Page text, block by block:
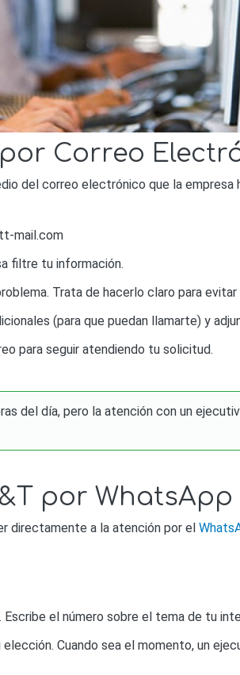
Correo
del correo electrónico que la
mail.com
filtre tu información.
Trata de hacerlo claro para evitar
(para que puedan llamarte) y
para seguir atendiendo tu solicitud.
del día, pero la atención con un
por WhatsApp
directamente a la atención por el
el número sobre el tema de tu
Cuando sea el momento, un